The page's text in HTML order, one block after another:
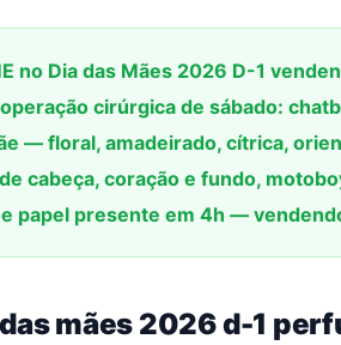
no Dia das Mães 2026 D-1
cirúrgica de sábado:
— floral, amadeirado, cítrica,
cabeça, coração e fundo,
papel presente em 4h —
mães 2026 d-1